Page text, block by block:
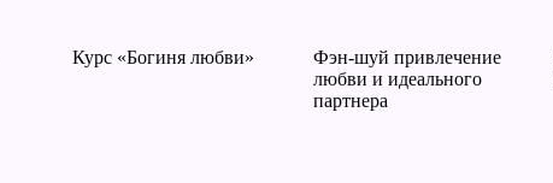
Курс «Богиня любви»
Фэн-шуй привлечение
любви и идеального
партнера